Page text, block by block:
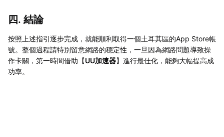
四. 結論
按照上述指引逐步完成，就能順利取得一個土耳其區的App Store帳
號。整個過程請特別留意網路的穩定性，一旦因為網路問題導致操
作卡關，第一時間借助【UU加速器】進行最佳化，能夠大幅提高成
功率。